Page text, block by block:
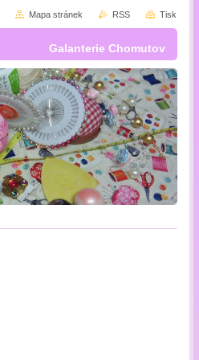
Galanterie Chomutov
Mapa stránek RSS Tisk